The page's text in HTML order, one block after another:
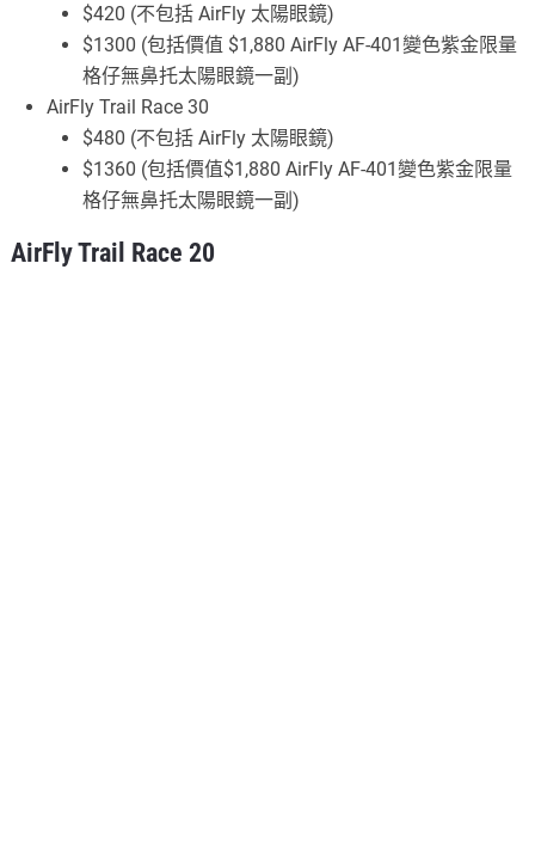
$420 (不包括 AirFly 太陽眼鏡)
$1300 (包括價值 $1,880 AirFly AF-401變色紫金限量
格仔無鼻托太陽眼鏡一副)
AirFly Trail Race 30
$480 (不包括 AirFly 太陽眼鏡)
$1360 (包括價值$1,880 AirFly AF-401變色紫金限量
格仔無鼻托太陽眼鏡一副)
AirFly Trail Race 20